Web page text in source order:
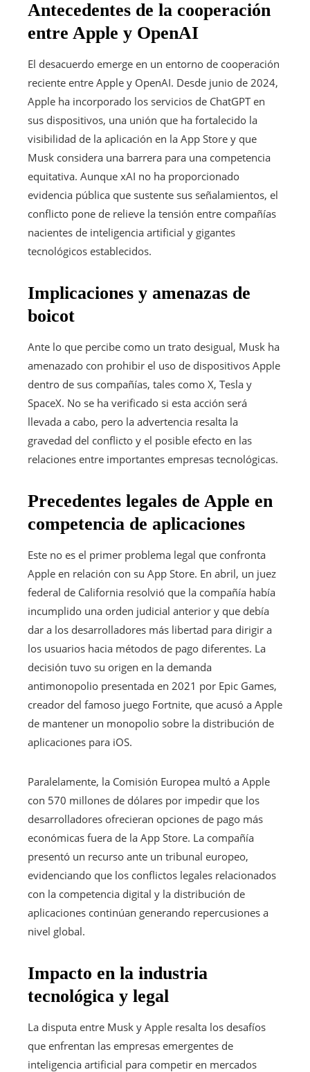
Antecedentes de la cooperación
entre Apple y OpenAI
El desacuerdo emerge en un entorno de cooperación
reciente entre Apple y OpenAI. Desde junio de 2024,
Apple ha incorporado los servicios de ChatGPT en
sus dispositivos, una unión que ha fortalecido la
visibilidad de la aplicación en la App Store y que
Musk considera una barrera para una competencia
equitativa. Aunque xAI no ha proporcionado
evidencia pública que sustente sus señalamientos, el
conflicto pone de relieve la tensión entre compañías
nacientes de inteligencia artificial y gigantes
tecnológicos establecidos.
Implicaciones y amenazas de
boicot
Ante lo que percibe como un trato desigual, Musk ha
amenazado con prohibir el uso de dispositivos Apple
dentro de sus compañías, tales como X, Tesla y
SpaceX. No se ha verificado si esta acción será
llevada a cabo, pero la advertencia resalta la
gravedad del conflicto y el posible efecto en las
relaciones entre importantes empresas tecnológicas.
Precedentes legales de Apple en
competencia de aplicaciones
Este no es el primer problema legal que confronta
Apple en relación con su App Store. En abril, un juez
federal de California resolvió que la compañía había
incumplido una orden judicial anterior y que debía
dar a los desarrolladores más libertad para dirigir a
los usuarios hacia métodos de pago diferentes. La
decisión tuvo su origen en la demanda
antimonopolio presentada en 2021 por Epic Games,
creador del famoso juego Fortnite, que acusó a Apple
de mantener un monopolio sobre la distribución de
aplicaciones para iOS.
Paralelamente, la Comisión Europea multó a Apple
con 570 millones de dólares por impedir que los
desarrolladores ofrecieran opciones de pago más
económicas fuera de la App Store. La compañía
presentó un recurso ante un tribunal europeo,
evidenciando que los conflictos legales relacionados
con la competencia digital y la distribución de
aplicaciones continúan generando repercusiones a
nivel global.
Impacto en la industria
tecnológica y legal
La disputa entre Musk y Apple resalta los desafíos
que enfrentan las empresas emergentes de
inteligencia artificial para competir en mercados